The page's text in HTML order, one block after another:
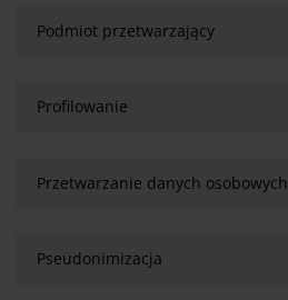
Podmiot przetwarzający
Profilowanie
Przetwarzanie danych osobowych
Pseudonimizacja